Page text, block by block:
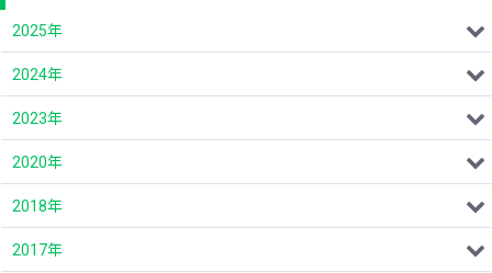
2025年
2024年
2023年
2020年
2018年
2017年